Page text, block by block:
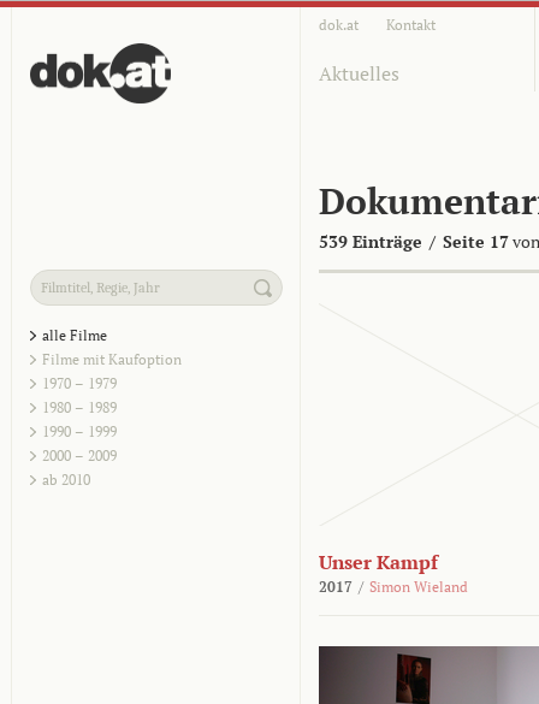
dok.at Kontakt
Aktuelles
539 Einträge / Seite 17
alle Filme
Filme mit Kaufoption
1970 – 1979
1980 – 1989
1990 – 1999
2000 – 2009
ab 2010
Unser Kampf
2017 / Simon Wieland